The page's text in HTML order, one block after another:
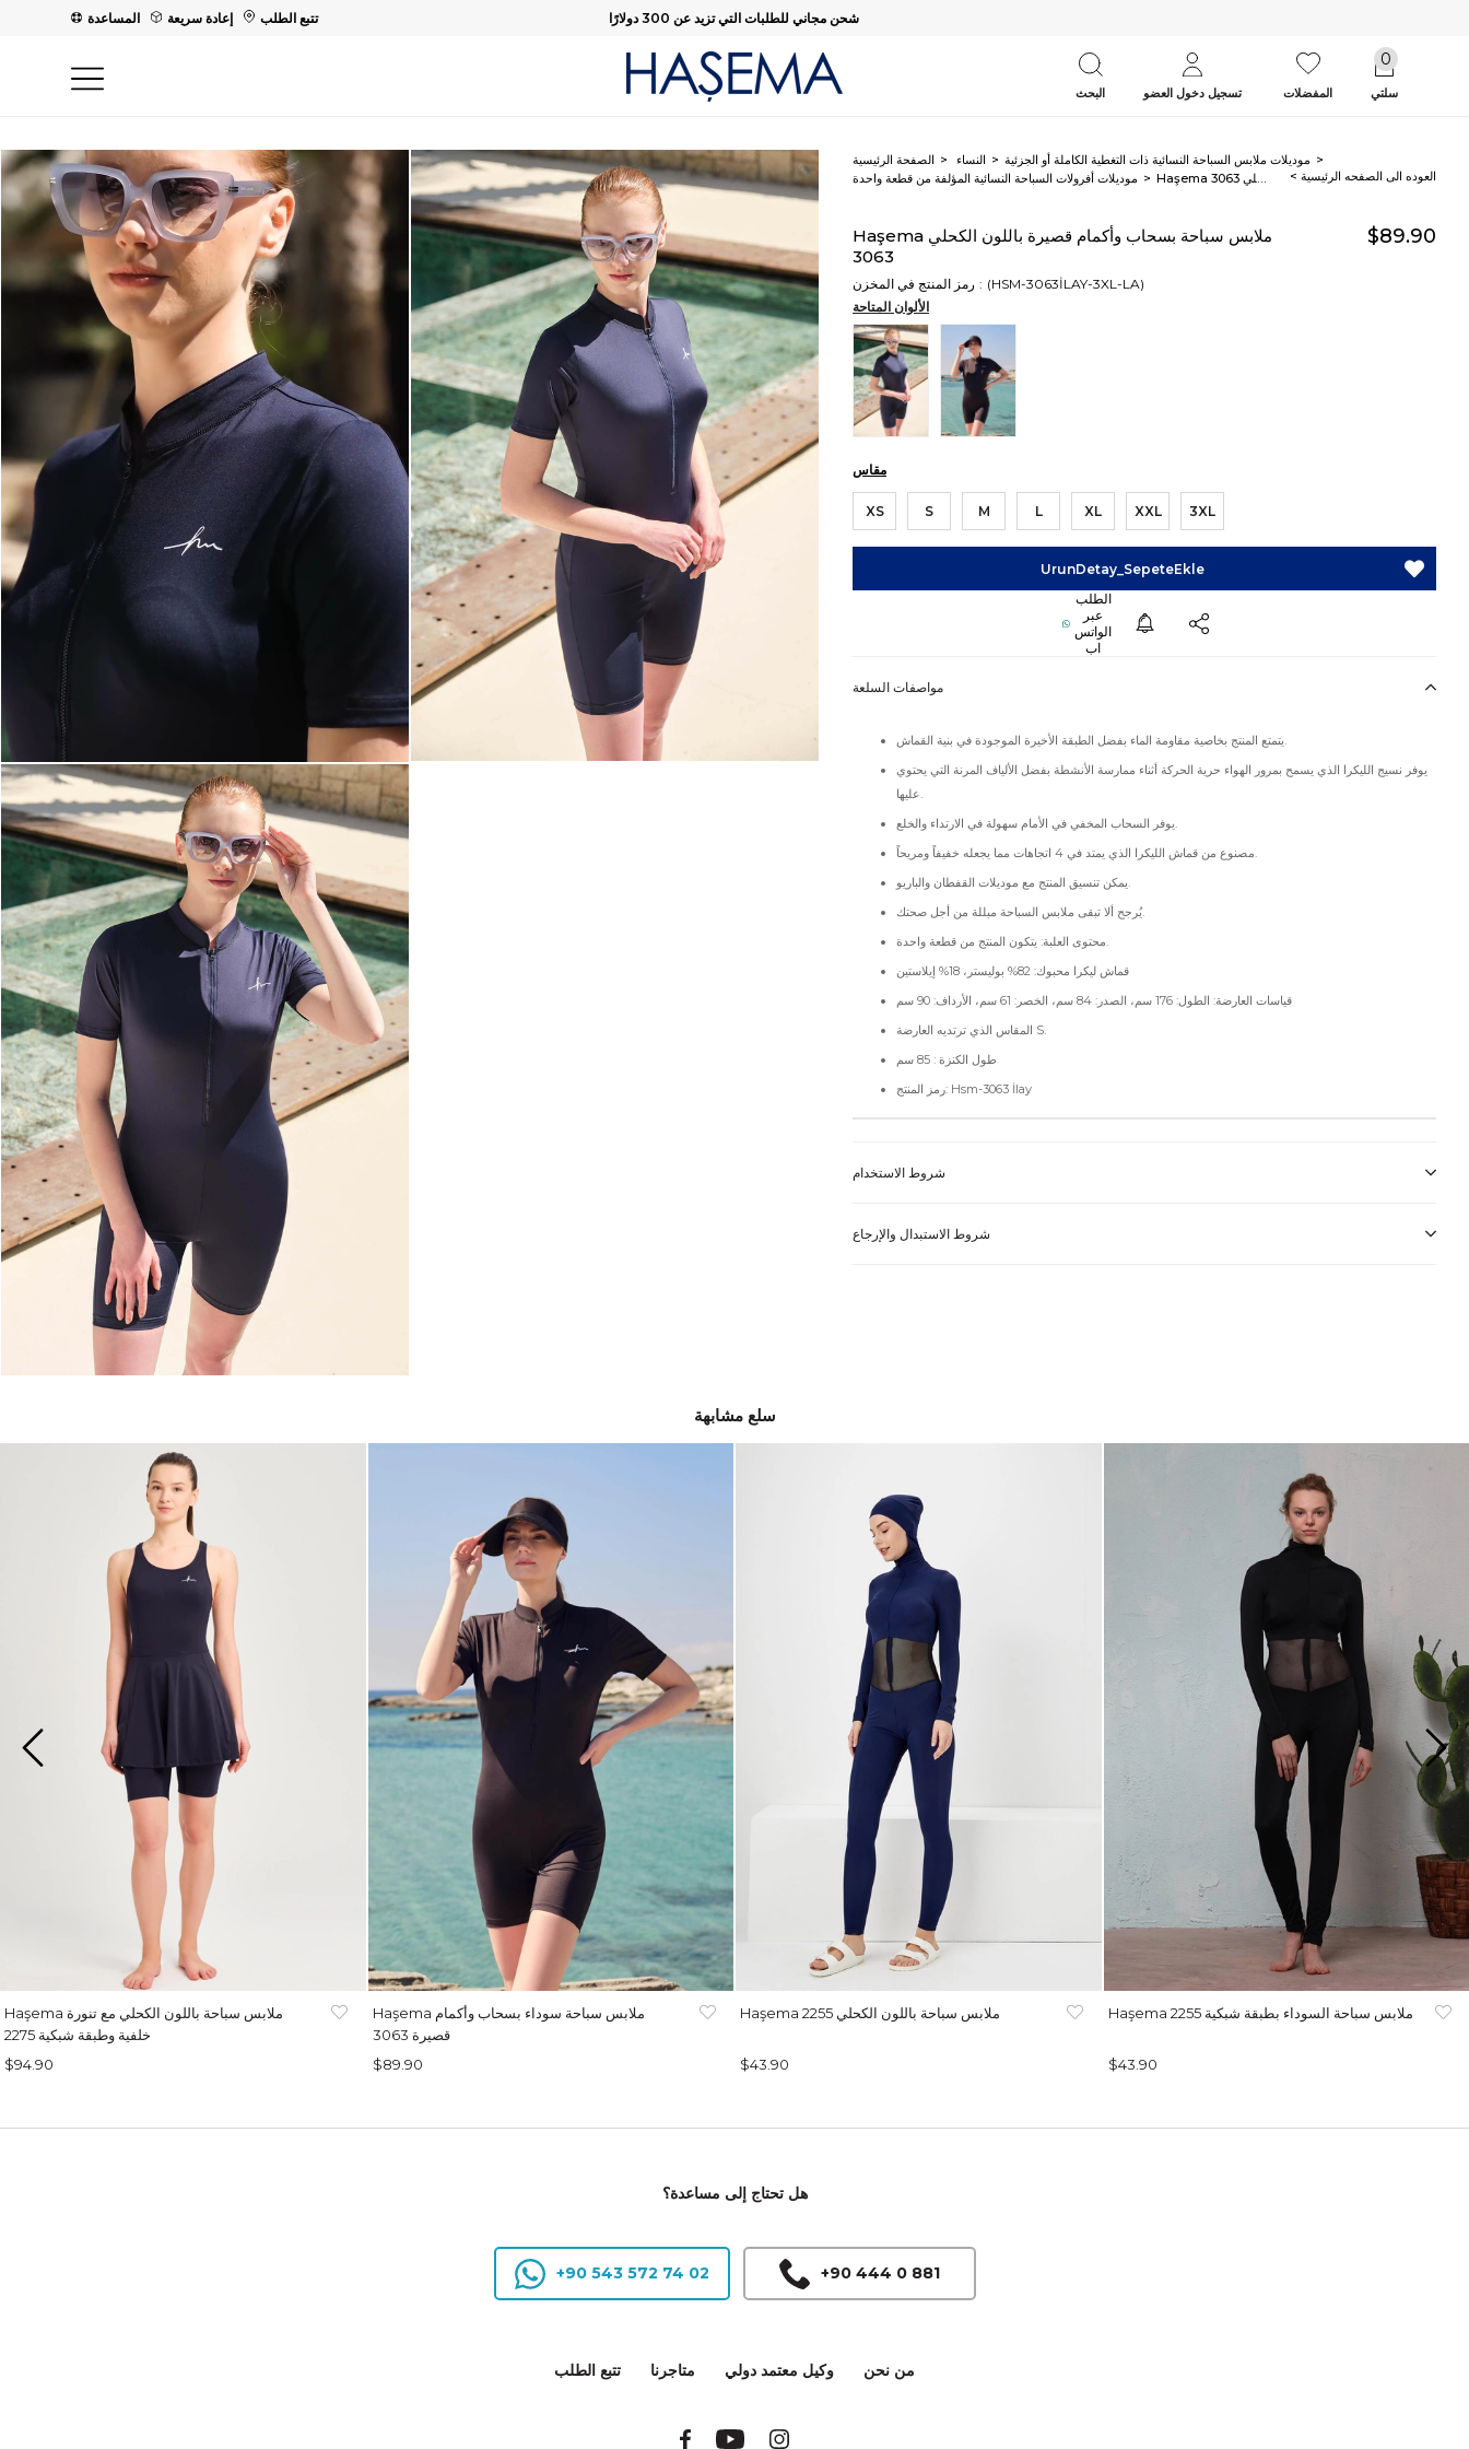
المساعدة إعادة سريعة تتبع الطلب شحن مجاني للطلبات التي تزيد عن 300 دولارًا
سلتي
0
البحث المفضلات تسجيل دخول العضو
الصفحة الرئيسية النساء
موديلات ملابس السباحة النسائية ذات التغطية الكاملة أو الجزئية
موديلات أفرولات السباحة النسائية المؤلفة من قطعة واحدة
Haşema ملابس سباحة بسحاب وأكمام قصيرة باللون الكحلي 3063 < العوده‌ الی الصفحه‌ الرئیسیة
Haşema ملابس سباحة بسحاب وأكمام قصيرة باللون الكحلي
3063
$89.90
رمز المنتج في المخزن
(HSM-3063İLAY-3XL-LA)
الألوان المتاحة
مقاس
XS S M L XL XXL 3XL
مواصفات السلعة
يتمتع المنتج بخاصية مقاومة الماء بفضل الطبقة الأخيرة الموجودة في بنية القماش.
يوفر نسيج الليكرا الذي يسمح بمرور الهواء حرية الحركة أثناء ممارسة الأنشطة بفضل الألياف المرنة التي يحتوي
عليها.
يوفر السحاب المخفي في الأمام سهولة في الارتداء والخلع.
مصنوع من قماش الليكرا الذي يمتد في 4 اتجاهات مما يجعله خفيفاً ومريحاً.
يمكن تنسيق المنتج مع موديلات القفطان والباريو.
يُرجح ألا تبقى ملابس السباحة مبللة من أجل صحتك.
محتوى العلبة: يتكون المنتج من قطعة واحدة.
قماش ليكرا محبوك: 82% بوليستر، 18% إيلاستين
قياسات العارضة: الطول: 176 سم، الصدر: 84 سم، الخصر: 61 سم، الأرداف: 90 سم
المقاس الذي ترتديه العارضة S.
طول الكنزة : 85 سم
رمز المنتج: Hsm-3063 İlay
شروط الاستخدام
شروط الاستبدال والإرجاع
سلع مشابهة
Haşema ملابس سباحة باللون الكحلي مع تنورة
خلفية وطبقة شبكية 2275
$94.90
Haşema ملابس سباحة سوداء بسحاب وأكمام
قصيرة 3063
$89.90
Haşema ملابس سباحة باللون الكحلي 2255
$43.90
Haşema ملابس سباحة السوداء بطبقة شبكية 2255
$43.90
هل تحتاج إلى مساعدة؟
+90 543 572 74 02 +90 444 0 881
تتبع الطلب متاجرنا وكيل معتمد دولي من نحن